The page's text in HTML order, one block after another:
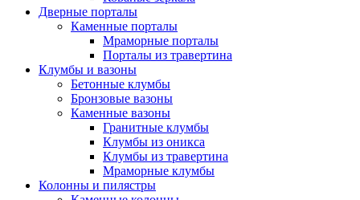
Дверные порталы
Каменные порталы
Мраморные порталы
Порталы из травертина
Клумбы и вазоны
Бетонные клумбы
Бронзовые вазоны
Каменные вазоны
Гранитные клумбы
Клумбы из оникса
Клумбы из травертина
Мраморные клумбы
Колонны и пилястры